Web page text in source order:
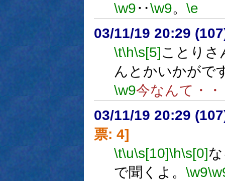
\w9‥\w9。 \e
03/11/19 20:29
\t\h\s[5]ことりさ
んとかいかがで
\w9今なんて・・
03/11/19 20:29
票: 4]
\t\u\s[10]\h\s[0]
で聞くよ。 \w9